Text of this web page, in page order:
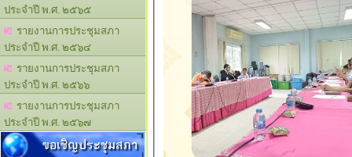
ประจำปี พ.ศ. ๒๕๖๕
รายงานการประชุมสภา
ประจำปี พ.ศ. ๒๕๖๔
รายงานการประชุมสภา
ประจำปี พ.ศ. ๒๕๖๖
รายงานการประชุมสภา
ประจำปี พ.ศ. ๒๕๖๗
ขอเชิญประชุมสภา